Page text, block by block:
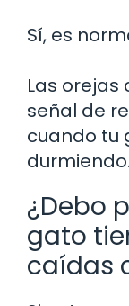
Sí, es
Las orejas
señal de
cuando tu
durmiendo.
¿Debo
gato
caídas